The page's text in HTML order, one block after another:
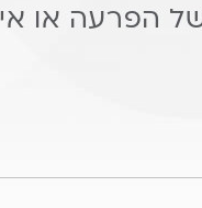
הפרעה או אי